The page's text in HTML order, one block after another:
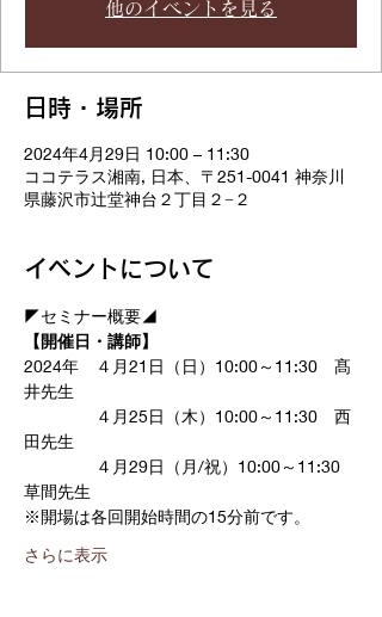
他のイベントを見る
日時・場所
2024年4月29日 10:00 – 11:30
ココテラス湘南, 日本、〒251-0041 神奈川
県藤沢市辻堂神台２丁目２−２
イベントについて
◤セミナー概要◢
【開催日・講師】
2024年　４月21日（日）10:00～11:30　髙
井先生
４月25日（木）10:00～11:30　西
田先生
４月29日（月/祝）10:00～11:30
草間先生
※開場は各回開始時間の15分前です。
さらに表示